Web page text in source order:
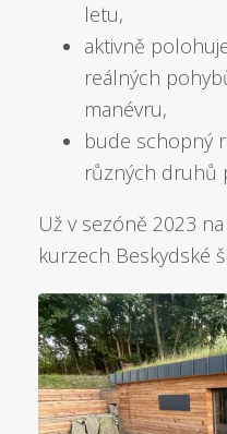
letu,
aktivně
reálných
manévru,
bude schopný
různých druhů
Už v sezóně 2023
kurzech Beskydské